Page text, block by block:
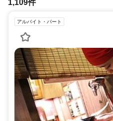
1,109件
アルバイト・パート